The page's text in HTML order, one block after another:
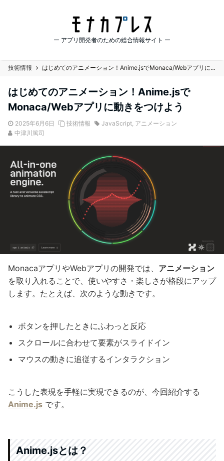
ー アプリ開発者のための総合情報サイト ー
技術情報 はじめてのアニメーション！Anime.jsでMonaca/Webアプリに動きをつけよう
はじめてのアニメーション！Anime.jsで
Monaca/Webアプリに動きをつけよう
2025年6月6日 技術情報 JavaScript, アニメーション
中津川篤司
MonacaアプリやWebアプリの開発では、 アニメーション
を取り入れることで、使いやすさ・楽しさが格段にアップ
します。たとえば、次のような動きです。
ボタンを押したときにふわっと反応
スクロールに合わせて要素がスライドイン
マウスの動きに追従するインタラクション
こうした表現を手軽に実現できるのが、今回紹介する
Anime.js です。
Anime.jsとは？